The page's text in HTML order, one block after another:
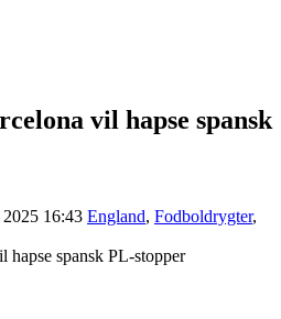
vil hapse spansk
2025 16:43 England, Fodboldrygter,